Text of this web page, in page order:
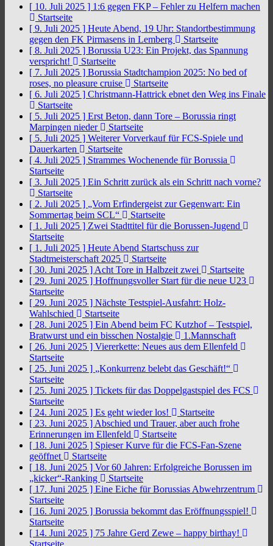
[ 10. Juli 2025 ] 1:6 gegen FKP – Fehler zu Helfern machen
Startseite
[ 9. Juli 2025 ] Heute Abend, 19 Uhr: Standortbestimmung
gegen den FK Pirmasens in Lemberg
Startseite
[ 8. Juli 2025 ] Borussia U23: Ein Projekt, das Spannung
verspricht!
Startseite
[ 7. Juli 2025 ] Borussia Stadtchampion 2025: No bed of
roses, no pleasure cruise
Startseite
[ 6. Juli 2025 ] Christmann-Hattrick ebnet den Weg ins Finale
Startseite
[ 5. Juli 2025 ] Erst Beton, dann Tore – Borussia ringt
Marpingen nieder
Startseite
[ 5. Juli 2025 ] Weiterer Vorverkauf für FCS-Spiele und
Dauerkarten
Startseite
[ 4. Juli 2025 ] Strammes Wochenende für Borussia
Startseite
[ 3. Juli 2025 ] Ein Schritt zurück als ein Schritt nach vorne?
Startseite
[ 2. Juli 2025 ] „Vom Erfindergeist zur Gegenwart: Ein
Sommertag beim SCL“
Startseite
[ 1. Juli 2025 ] Zwei Stadttitel für die Borussen-Jugend
Startseite
[ 1. Juli 2025 ] Heute Abend Startschuss zur
Stadtmeisterschaft 2025
Startseite
[ 30. Juni 2025 ] Acht Tore in Halbzeit zwei
Startseite
[ 29. Juni 2025 ] Hoffnungsvoller Start für die neue U23
Startseite
[ 29. Juni 2025 ] Nächste Testspiel-Ausfahrt: Holz-
Wahlschied
Startseite
[ 28. Juni 2025 ] Ein Abend beim FC Kutzhof – Testspiel,
Bratwurst und ein bisschen Nostalgie
1.Mannschaft
[ 26. Juni 2025 ] Viererkette: Neues aus dem Ellenfeld
Startseite
[ 25. Juni 2025 ] „Konkurrenz belebt das Geschäft!“
Startseite
[ 25. Juni 2025 ] Tickets für das Doppelgastspiel des FCS
Startseite
[ 24. Juni 2025 ] Es geht wieder los!
Startseite
[ 23. Juni 2025 ] Abschied und Trauer, aber auch frohe
Erinnerungen im Ellenfeld
Startseite
[ 18. Juni 2025 ] Spieser Kurve für die FCS-Fan-Szene
geöffnet
Startseite
[ 18. Juni 2025 ] Vor 60 Jahren: Erfolgreiche Borussen im
„kicker“-Ranking
Startseite
[ 17. Juni 2025 ] Eine Eiche für Borussias Abwehrzentrum
Startseite
[ 16. Juni 2025 ] Borussia bekommt das Eröffnungsspiel!
Startseite
[ 14. Juni 2025 ] 75 Jahre Gerd Zewe – happy birthay!
Startseite